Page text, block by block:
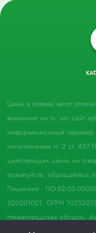
Цены в аптеках могут
внимание на то, что сайт
информационный
положениями п. 2 ст. 437
действующих ценах на
пожалуйста,
Лицензия - ЛО-52-02-
520201001; ОГРН
Нижегородская область,